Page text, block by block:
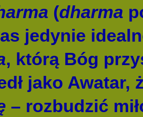
(dharma
jedynie
, którą Bóg
jako
– rozbudzić